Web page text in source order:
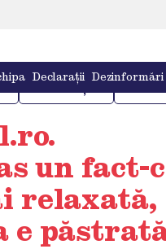
Declarații Dezinformări
FINANȚE
un fact-
relaxată,
e